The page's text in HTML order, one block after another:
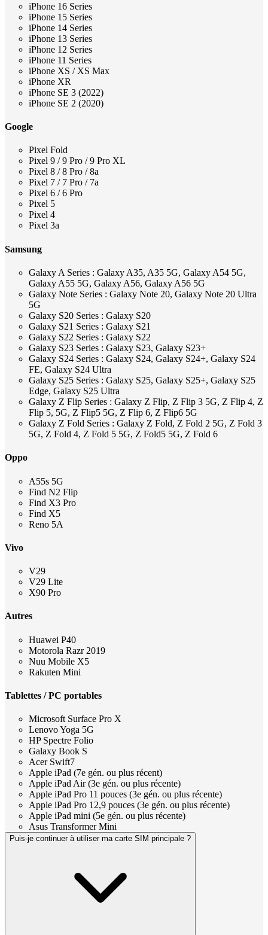
iPhone 16 Series
iPhone 15 Series
iPhone 14 Series
iPhone 13 Series
iPhone 12 Series
iPhone 11 Series
iPhone XS / XS Max
iPhone XR
iPhone SE 3 (2022)
iPhone SE 2 (2020)
Google
Pixel Fold
Pixel 9 / 9 Pro / 9 Pro XL
Pixel 8 / 8 Pro / 8a
Pixel 7 / 7 Pro / 7a
Pixel 6 / 6 Pro
Pixel 5
Pixel 4
Pixel 3a
Samsung
Galaxy A Series : Galaxy A35, A35 5G, Galaxy A54 5G,
Galaxy A55 5G, Galaxy A56, Galaxy A56 5G
Galaxy Note Series : Galaxy Note 20, Galaxy Note 20 Ultra
5G
Galaxy S20 Series : Galaxy S20
Galaxy S21 Series : Galaxy S21
Galaxy S22 Series : Galaxy S22
Galaxy S23 Series : Galaxy S23, Galaxy S23+
Galaxy S24 Series : Galaxy S24, Galaxy S24+, Galaxy S24
FE, Galaxy S24 Ultra
Galaxy S25 Series : Galaxy S25, Galaxy S25+, Galaxy S25
Edge, Galaxy S25 Ultra
Galaxy Z Flip Series : Galaxy Z Flip, Z Flip 3 5G, Z Flip 4, Z
Flip 5, 5G, Z Flip5 5G, Z Flip 6, Z Flip6 5G
Galaxy Z Fold Series : Galaxy Z Fold, Z Fold 2 5G, Z Fold 3
5G, Z Fold 4, Z Fold 5 5G, Z Fold5 5G, Z Fold 6
Oppo
A55s 5G
Find N2 Flip
Find X3 Pro
Find X5
Reno 5A
Vivo
V29
V29 Lite
X90 Pro
Autres
Huawei P40
Motorola Razr 2019
Nuu Mobile X5
Rakuten Mini
Tablettes / PC portables
Microsoft Surface Pro X
Lenovo Yoga 5G
HP Spectre Folio
Galaxy Book S
Acer Swift7
Apple iPad (7e gén. ou plus récent)
Apple iPad Air (3e gén. ou plus récente)
Apple iPad Pro 11 pouces (3e gén. ou plus récente)
Apple iPad Pro 12,9 pouces (3e gén. ou plus récente)
Apple iPad mini (5e gén. ou plus récente)
Asus Transformer Mini
Puis-je continuer à utiliser ma carte SIM principale ?